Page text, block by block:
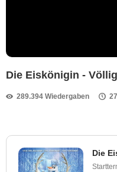
Die Eiskönigin -
289.394 Wiedergaben
Die